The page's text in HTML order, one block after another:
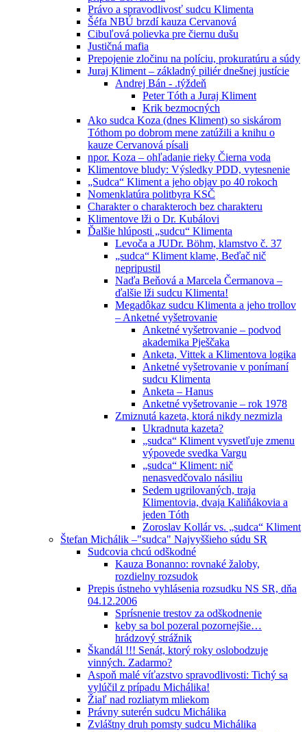
Právo a spravodlivosť sudcu Klimenta
Šéfa NBÚ brzdí kauza Cervanová
Cibuľová polievka pre čiernu dušu
Justičná mafia
Prepojenie zločinu na políciu, prokuratúru a súdy
Juraj Kliment – základný piliér dnešnej justície
Andrej Bán - .týždeň
Peter Tóth a Juraj Kliment
Krik bezmocných
Ako sudca Koza (dnes Kliment) so siskárom
Tóthom po dobrom mene zatúžili a knihu o
kauze Cervanová písali
npor. Koza – ohľadanie rieky Čierna voda
Klimentove bludy: Výsledky PDD, vytesnenie
„Sudca“ Kliment a jeho objav po 40 rokoch
Nomenklatúra politbyra KSČ
Charakter o charakteroch bez charakteru
Klimentove lži o Dr. Kubálovi
Ďalšie hlúposti „sudcu“ Klimenta
Levoča a JUDr. Böhm, klamstvo č. 37
„sudca“ Kliment klame, Beďač nič
nepripustil
Naďa Beňová a Marcela Čermanova –
ďalšie lži sudcu Klimenta!
Megadôkaz sudcu Klimenta a jeho trollov
– Anketné vyšetrovanie
Anketné vyšetrovanie – podvod
akademika Pješčaka
Anketa, Vittek a Klimentova logika
Anketné vyšetrovanie v ponímaní
sudcu Klimenta
Anketa – Hanus
Anketné vyšetrovanie – rok 1978
Zmiznutá kazeta, ktorá nikdy nezmizla
Ukradnuta kazeta?
„sudca“ Kliment vysvetľuje zmenu
výpovede svedka Vargu
„sudca“ Kliment: nič
nenasvedčovalo násiliu
Sedem ugrilovaných, traja
Klimentovia, dvaja Kaliňákovia a
jeden Tóth
Zoroslav Kollár vs. „sudca“ Kliment
Štefan Michálik –"sudca" Najvyššieho súdu SR
Sudcovia chcú odškodné
Kauza Bonanno: rovnaké žaloby,
rozdielny rozsudok
Prepis ústneho vyhlásenia rozsudku NS SR, dňa
04.12.2006
Sprísnenie trestov za odškodnenie
keby sa bol pozeral pozornejšie…
hrádzový strážnik
Škandál !!! Senát, ktorý roky oslobodzuje
vinných. Zadarmo?
Aspoň malé víťazstvo spravodlivosti: Tichý sa
vylúčil z prípadu Michálika!
Žiaľ nad rozliatym mliekom
Právny suterén sudcu Michálika
Zvláštny druh pomsty sudcu Michálika